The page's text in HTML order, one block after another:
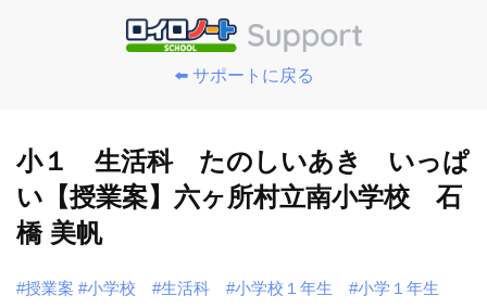
⬅️ サポートに戻る
小１ 生活科 たのしいあき いっぱ
い【授業案】六ヶ所村立南小学校 石
橋 美帆
#授業案 #小学校 #生活科 #小学校１年生
#小学１年生